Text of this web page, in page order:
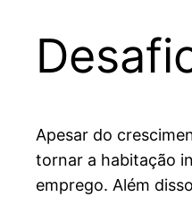
Apesar do
tornar a habitação
emprego. Além